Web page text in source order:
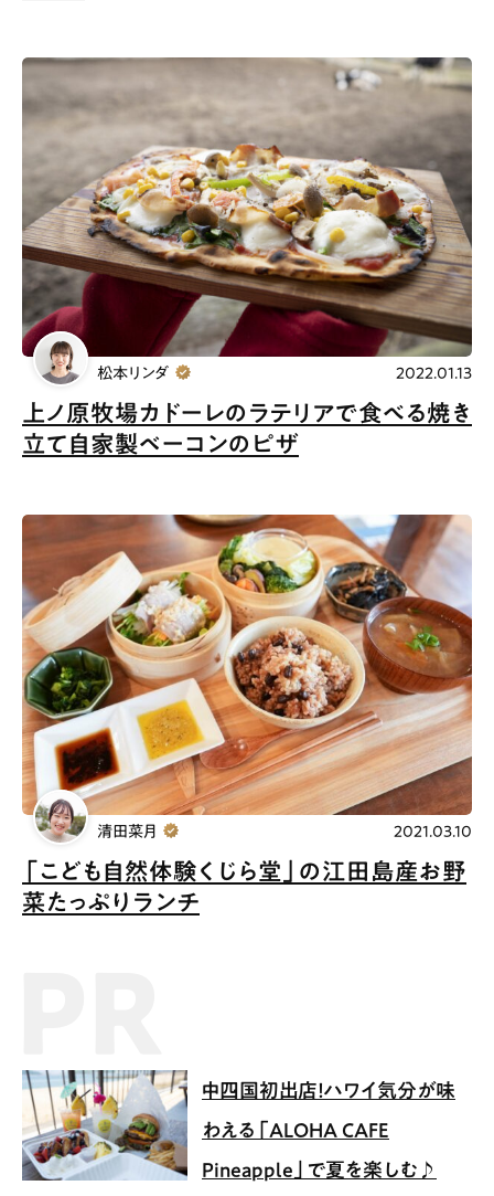
上ノ原牧場カドーレのラテリアで食べる焼き
立て自家製ベーコンのピザ
松本リンダ 2022.01.13
「こども自然体験くじら堂」の江田島産お野
菜たっぷりランチ
清田菜月 2021.03.10
中四国初出店！ハワイ気分が味
わえる「ALOHA CAFE
Pineapple」で夏を楽しむ♪